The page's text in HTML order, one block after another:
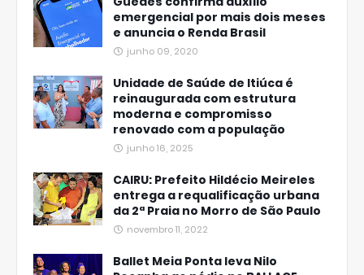
emergencial por mais dois meses
e anuncia o Renda Brasil
junho 09, 2020
Unidade de Saúde de Itiúca é
reinaugurada com estrutura
moderna e compromisso
renovado com a população
junho 16, 2025
CAIRU: Prefeito Hildécio Meireles
entrega a requalificação urbana
da 2ª Praia no Morro de São Paulo
novembro 11, 2022
Ballet Meia Ponta leva Nilo